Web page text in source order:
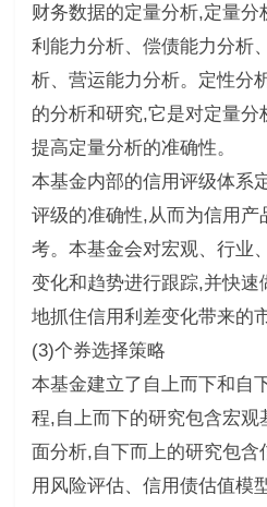
财务数据的定量分析,定量分
利能力分析、偿债能力分析
析、营运能力分析。定性分
的分析和研究,它是对定量
提高定量分析的准确性。
本基金内部的信用评级体系
评级的准确性,从而为信用产
考。本基金会对宏观、行业
变化和趋势进行跟踪,并快速
地抓住信用利差变化带来的
(3)个券选择策略
本基金建立了自上而下和自
程,自上而下的研究包含宏观
面分析,自下而上的研究包含
用风险评估、信用债估值模